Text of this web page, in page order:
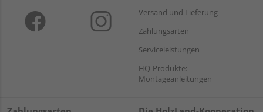
Versand und Lieferung
Zahlungsarten
Serviceleistungen
HQ-Produkte:
Montageanleitungen